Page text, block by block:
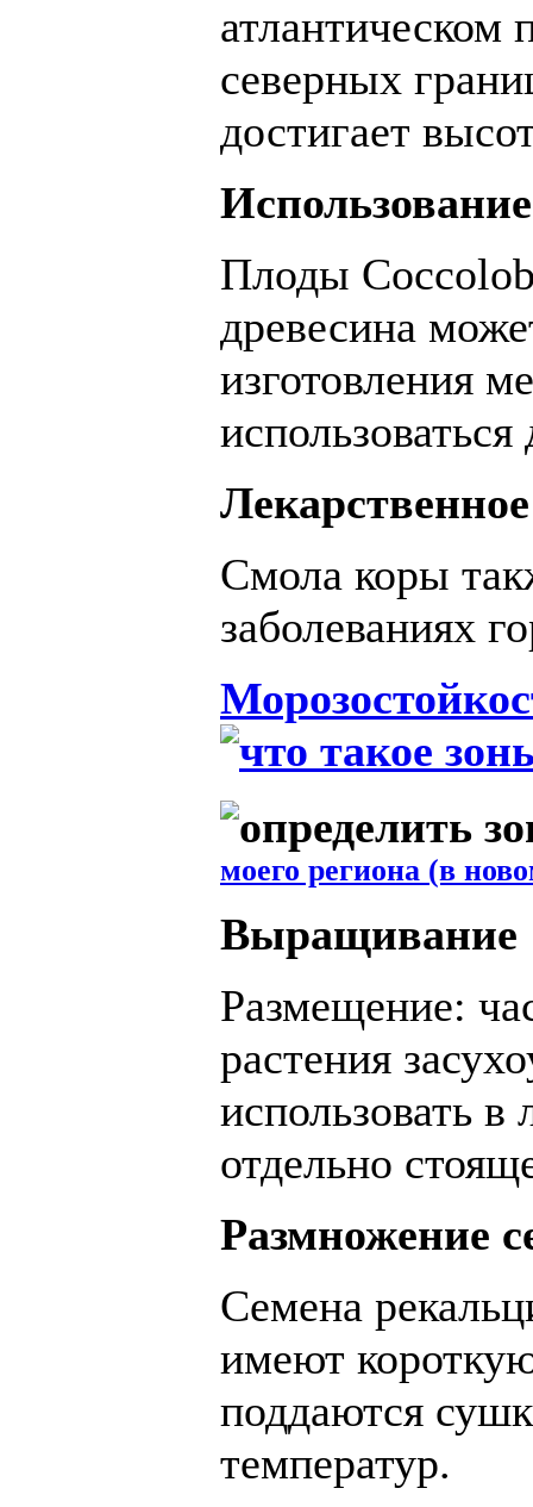
северных
достигает
Использование
Плоды
древесина
изготовления
Смола коры
заболеваниях
моего региона (в
Выращивание
Размещение:
растения
использовать
отдельно
Размножение
Семена
имеют
поддаются
температур.